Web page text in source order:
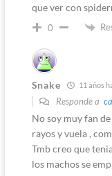
que ver con
0
Snake 11 años
Responde a
No soy muy fan
rayos y vuela ,
Tmb creo que
los machos se